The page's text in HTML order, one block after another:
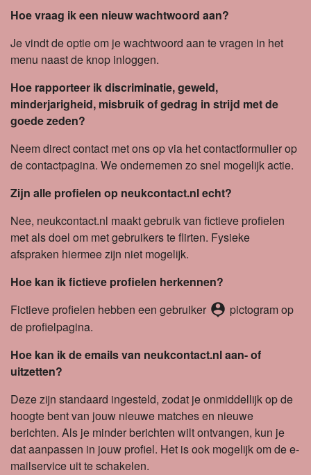
Hoe vraag ik een nieuw wachtwoord aan?
Je vindt de optie om je wachtwoord aan te vragen in het
menu naast de knop inloggen.
Hoe rapporteer ik discriminatie, geweld,
minderjarigheid, misbruik of gedrag in strijd met de
goede zeden?
Neem direct contact met ons op via het contactformulier op
de contactpagina. We ondernemen zo snel mogelijk actie.
Zijn alle profielen op neukcontact.nl echt?
Nee, neukcontact.nl maakt gebruik van fictieve profielen
met als doel om met gebruikers te flirten. Fysieke
afspraken hiermee zijn niet mogelijk.
Hoe kan ik fictieve profielen herkennen?
Fictieve profielen hebben een gebruiker person_pin pictogram op
de profielpagina.
Hoe kan ik de emails van neukcontact.nl aan- of
uitzetten?
Deze zijn standaard ingesteld, zodat je onmiddellijk op de
hoogte bent van jouw nieuwe matches en nieuwe
berichten. Als je minder berichten wilt ontvangen, kun je
dat aanpassen in jouw profiel. Het is ook mogelijk om de e-
mailservice uit te schakelen.